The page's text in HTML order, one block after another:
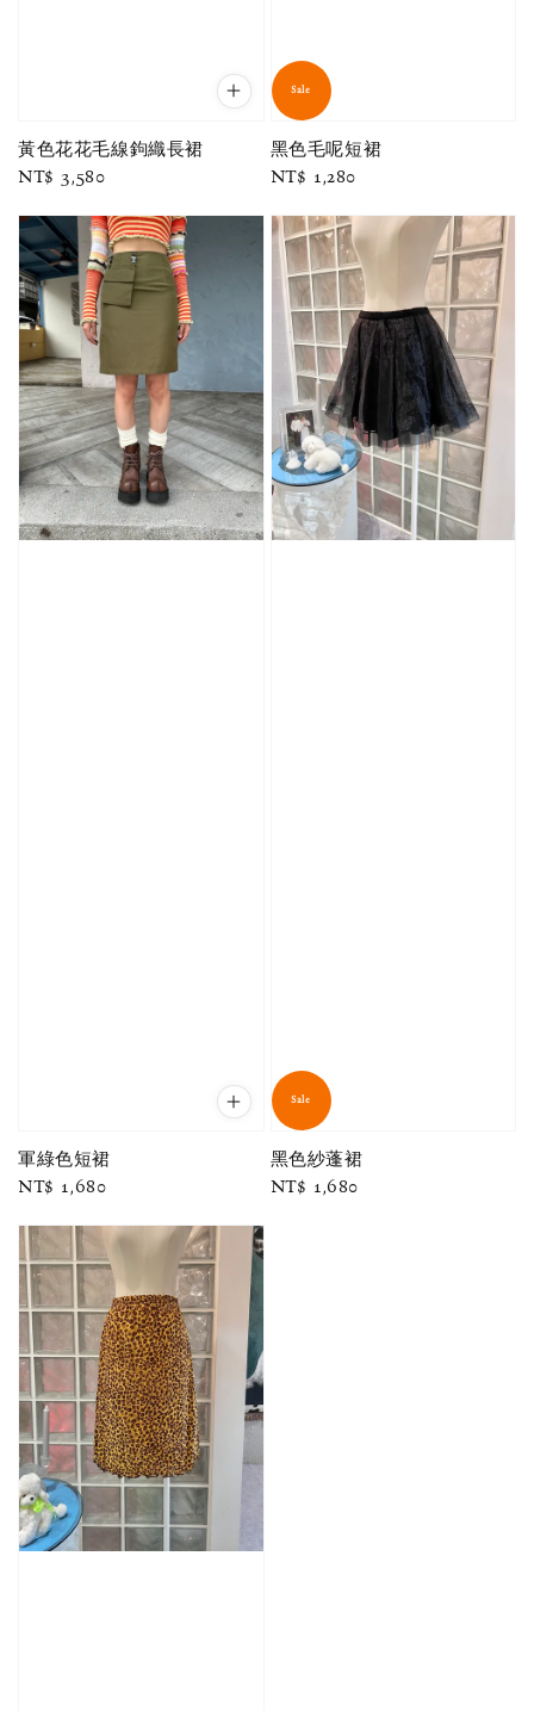
黃色花花毛線鉤織長裙
Regular
NT$ 3,580
Sale
黑色毛呢短裙
Regular
NT$ 1,280
軍綠色短裙
Regular
NT$ 1,680
Sale
黑色紗蓬裙
Regular
NT$ 1,680